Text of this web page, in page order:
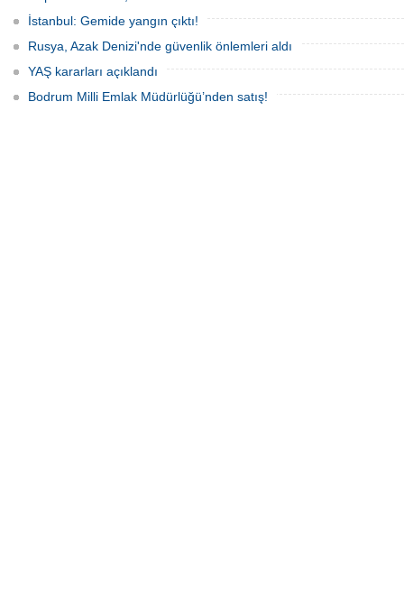
İstanbul: Gemide yangın çıktı!
Rusya, Azak Denizi'nde güvenlik önlemleri aldı
YAŞ kararları açıklandı
Bodrum Milli Emlak Müdürlüğü’nden satış!